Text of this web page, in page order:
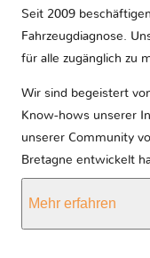
Seit 2009
Fahrzeugdiagnose.
für alle zugänglich zu
Wir sind begeistert
Know-hows unserer
unserer Community
Bretagne entwickelt
Mehr erfahren